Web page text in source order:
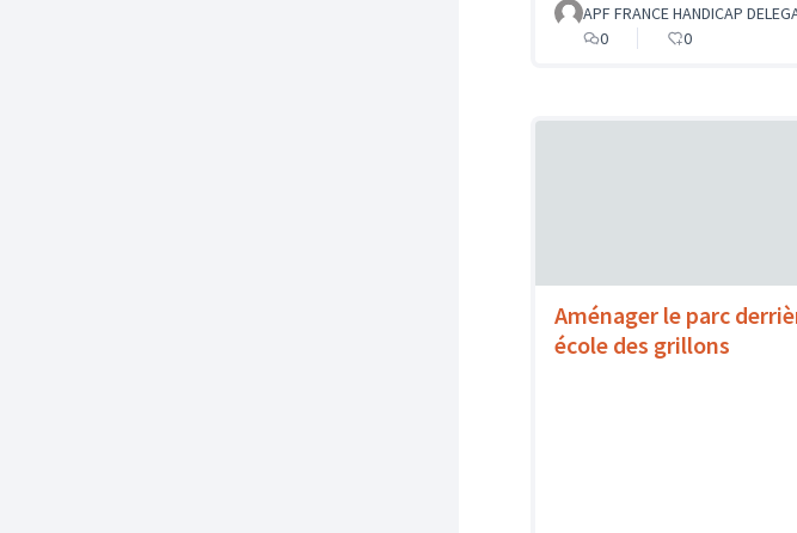
APF FRANCE HANDICAP
0
0
Aménager le parc
école des grillons